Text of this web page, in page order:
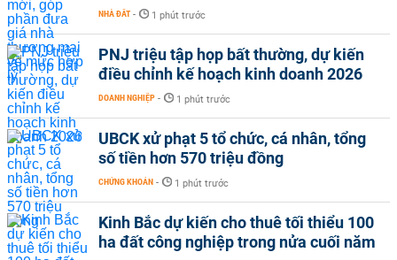
NHÀ ĐẤT - 1 phút trước
PNJ triệu tập họp bất thường, dự kiến
điều chỉnh kế hoạch kinh doanh 2026
DOANH NGHIỆP - 1 phút trước
UBCK xử phạt 5 tổ chức, cá nhân, tổng
số tiền hơn 570 triệu đồng
CHỨNG KHOÁN - 1 phút trước
Kinh Bắc dự kiến cho thuê tối thiểu 100
ha đất công nghiệp trong nửa cuối năm